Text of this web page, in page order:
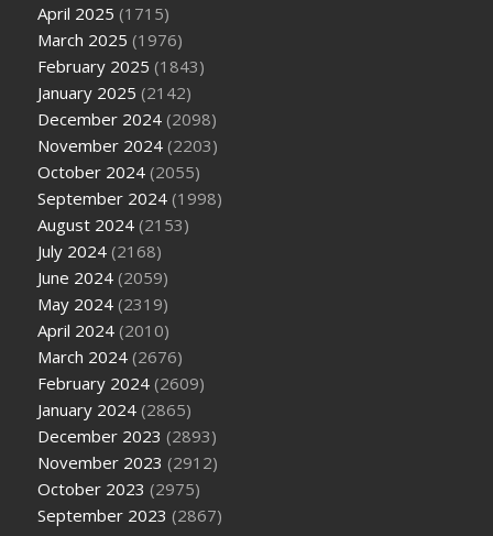
April 2025 (1715)
March 2025 (1976)
February 2025 (1843)
January 2025 (2142)
December 2024 (2098)
November 2024 (2203)
October 2024 (2055)
September 2024 (1998)
August 2024 (2153)
July 2024 (2168)
June 2024 (2059)
May 2024 (2319)
April 2024 (2010)
March 2024 (2676)
February 2024 (2609)
January 2024 (2865)
December 2023 (2893)
November 2023 (2912)
October 2023 (2975)
September 2023 (2867)